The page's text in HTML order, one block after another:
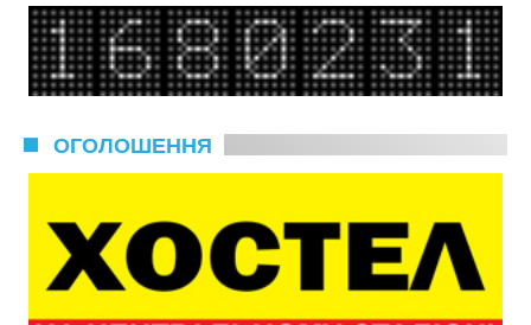
ОГОЛОШЕННЯ